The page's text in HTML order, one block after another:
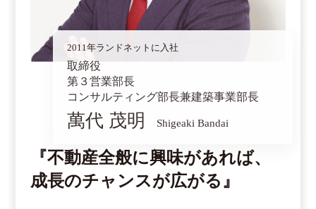
2011年ランドネットに入社
取締役
第３営業部長
コンサルティング部長兼建築事業部長
萬代 茂明 Shigeaki Bandai
『不動産全般に興味があれば、
成長のチャンスが広がる』